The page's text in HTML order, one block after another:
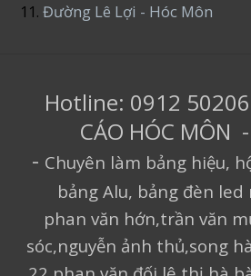
11.Đường Lê Lợi - Hóc Môn
Hotline: 0912
CÁO HÓC MÔN
- Chuyên làm bảng hiệu,
bảng Alu, bảng đèn led
phan văn hớn,trần văn
sóc,nguyễn ảnh thủ,song